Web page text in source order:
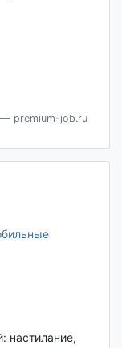
— premium-job.ru
настилание,